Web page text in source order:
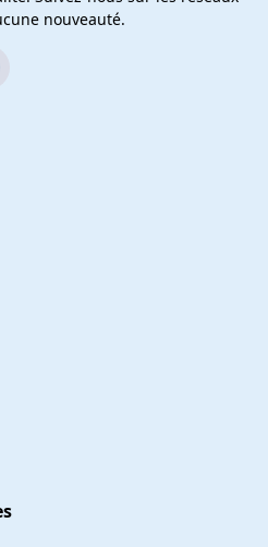
nouveauté.